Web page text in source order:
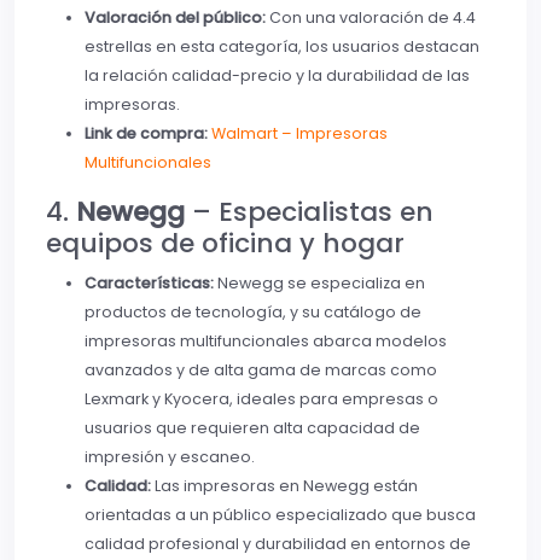
Valoración del público:Con una valoración de 4.4
estrellas en esta categoría, los usuarios destacan
la relación calidad-precio y la durabilidad de las
impresoras.
Link de compra:Walmart – Impresoras
Multifuncionales
4. Newegg – Especialistas en
equipos de oficina y hogar
Características:Newegg se especializa en
productos de tecnología, y su catálogo de
impresoras multifuncionales abarca modelos
avanzados y de alta gama de marcas como
Lexmark y Kyocera, ideales para empresas o
usuarios que requieren alta capacidad de
impresión y escaneo.
Calidad:Las impresoras en Newegg están
orientadas a un público especializado que busca
calidad profesional y durabilidad en entornos de